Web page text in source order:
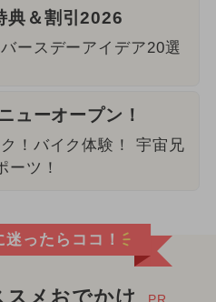
典＆割引2026
ースデーアイデア20選
ューオープン！
！バイク体験！ 宇宙兄
ーツ！
ったらココ！
スメおでかけ